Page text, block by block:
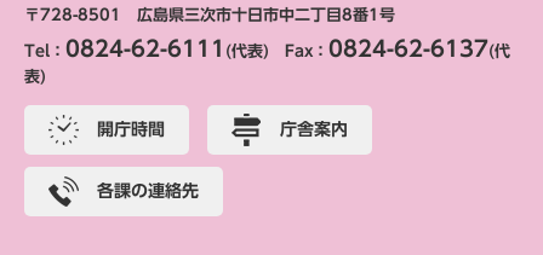
〒728-8501 広島県三次市十日市中二丁目8番1号
Tel： 0824-62-6111 (代表) Fax： 0824-62-6137(代
表)
開庁時間 庁舎案内
各課の連絡先